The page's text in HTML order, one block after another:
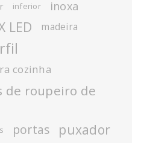
inferior inoxa
LED madeira
cozinha
de roupeiro de
portas puxador